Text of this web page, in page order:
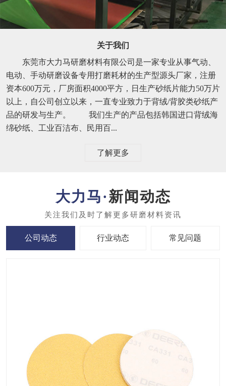
关于我们
东莞市大力马研磨材料有限公司是一家专业从事气动、
电动、手动研磨设备专用打磨耗材的生产型源头厂家，注册
资本600万元，厂房面积4000平方，日生产砂纸片能力50万片
以上，自公司创立以来，一直专业致力于背绒/背胶类砂纸产
品的研发与生产。 我们生产的产品包括韩国进口背绒海
绵砂纸、工业百洁布、民用百...
了解更多
新闻动态
公司动态 行业动态 常见问题